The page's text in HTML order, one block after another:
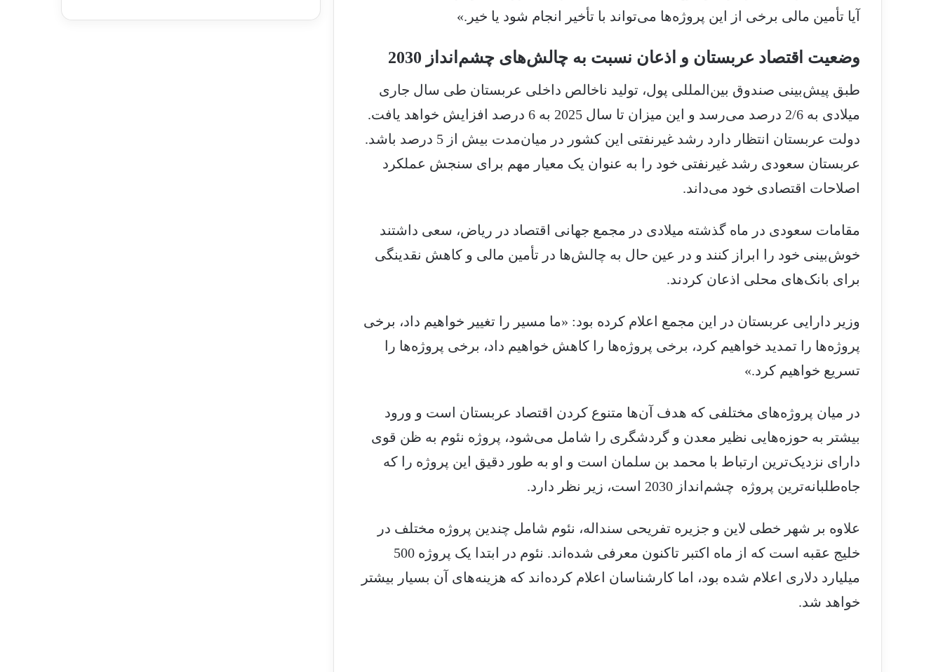
آیا تأمین مالی برخی از این پروژه‌ها می‌تواند با تأخیر انجام شود یا خیر.»
وضعیت اقتصاد عربستان و اذعان نسبت به چالش‌های چشم‌انداز 2030
طبق پیش‌بینی صندوق بین‌المللی پول، تولید ناخالص داخلی عربستان طی سال جاری
میلادی به 2/6 درصد می‌رسد و این میزان تا سال 2025 به 6 درصد افزایش خواهد یافت.
دولت عربستان انتظار دارد رشد غیرنفتی این کشور در میان‌مدت بیش از 5 درصد باشد.
عربستان سعودی رشد غیرنفتی خود را به عنوان یک معیار مهم برای سنجش عملکرد
اصلاحات اقتصادی خود می‌داند.
مقامات سعودی در ماه گذشته میلادی در مجمع جهانی اقتصاد در ریاض، سعی داشتند
خوش‌بینی خود را ابراز کنند و در عین حال به چالش‌ها در تأمین مالی و کاهش نقدینگی
برای بانک‌های محلی اذعان کردند.
وزیر دارایی عربستان در این مجمع اعلام کرده بود:‌ «ما مسیر را تغییر خواهیم داد، برخی
پروژه‌ها را تمدید خواهیم کرد، برخی پروژه‌ها را کاهش خواهیم داد، برخی پروژه‌ها را
تسریع خواهیم کرد.»
در میان پروژه‌های مختلفی که هدف آن‌ها متنوع کردن اقتصاد عربستان است و ورود
بیشتر به حوزه‌هایی نظیر معدن و گردشگری را شامل می‌شود، پروژه نئوم به ظن قوی
دارای نزدیک‌ترین ارتباط با محمد بن سلمان است و او به طور دقیق این پروژه را که
جاه‌طلبانه‌ترین پروژه چشم‌انداز 2030 است، زیر نظر دارد.
علاوه بر شهر خطی لاین و جزیره تفریحی سنداله، نئوم شامل چندین پروژه مختلف در
خلیج عقبه است که از ماه اکتبر تاکنون معرفی شده‌اند. نئوم در ابتدا یک پروژه 500
میلیارد دلاری اعلام شده بود، اما کارشناسان اعلام کرده‌اند که هزینه‌های آن بسیار بیشتر
خواهد شد.